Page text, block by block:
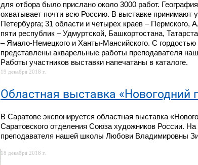
для отбора было прислано около 3000 работ.
охватывает почти всю Россию. В выставке принимают
Петербурга; 31 области и четырех краев – Пермского,
пяти республик – Удмуртской, Башкортостана,
– Ямало-Немецкого и Ханты-Мансийского. С
представлены акварельные работы преподавателя
Работы участников выставки напечатаны в каталоге.
19 декабря 2018 г.
Областная выставка «Новогодний
В Саратове экспонируется областная выставка
Саратовского отделения Союза художников России.
преподавателя нашей школы Любови Владимировны
18 декабря 2018 г.